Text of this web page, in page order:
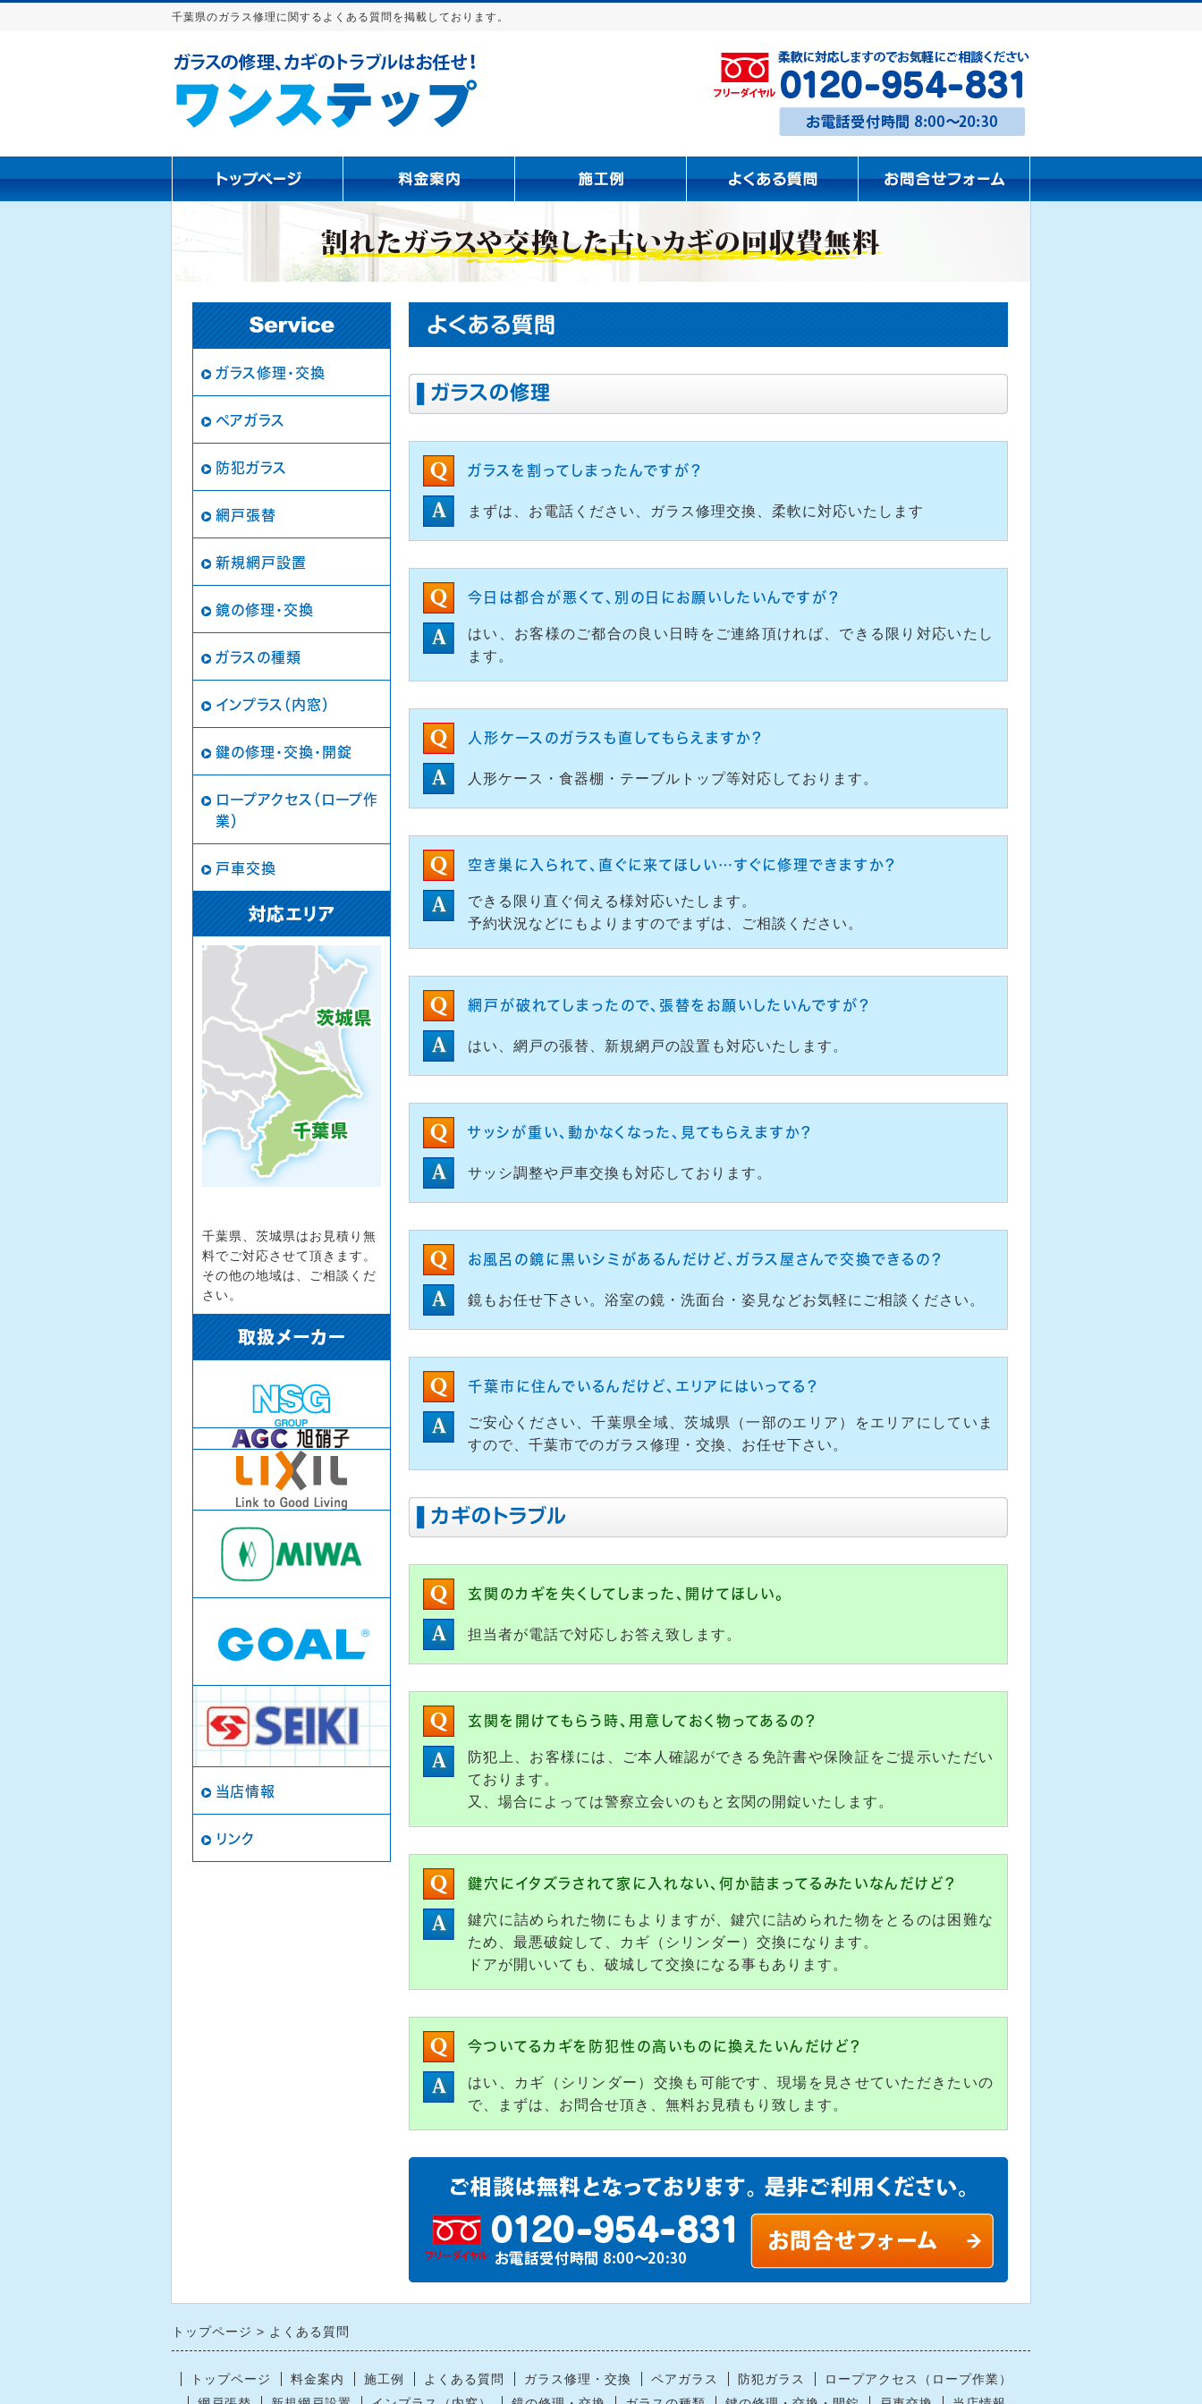
千葉県のガラス修理に関するよくある質問を掲載しております。
ガラス修理・交換
ペアガラス
防犯ガラス
網戸張替
新規網戸設置
鏡の修理・交換
ガラスの種類
インプラス（内窓）
鍵の修理・交換・開錠
ロープアクセス（ロープ作
業）
戸車交換
千葉県、茨城県はお見積り無
料でご対応させて頂きます。
その他の地域は、ご相談くだ
さい。
当店情報
リンク
よくある質問
ガラスの修理
ガラスを割ってしまったんですが？
まずは、お電話ください、ガラス修理交換、柔軟に対応いたします
今日は都合が悪くて、別の日にお願いしたいんですが？
はい、お客様のご都合の良い日時をご連絡頂ければ、できる限り対応いたし
ます。
人形ケースのガラスも直してもらえますか？
人形ケース・食器棚・テーブルトップ等対応しております。
空き巣に入られて、直ぐに来てほしい…すぐに修理できますか？
できる限り直ぐ伺える様対応いたします。
予約状況などにもよりますのでまずは、ご相談ください。
網戸が破れてしまったので、張替をお願いしたいんですが？
はい、網戸の張替、新規網戸の設置も対応いたします。
サッシが重い、動かなくなった、見てもらえますか？
サッシ調整や戸車交換も対応しております。
お風呂の鏡に黒いシミがあるんだけど、ガラス屋さんで交換できるの？
鏡もお任せ下さい。浴室の鏡・洗面台・姿見などお気軽にご相談ください。
千葉市に住んでいるんだけど、エリアにはいってる？
ご安心ください、千葉県全域、茨城県（一部のエリア）をエリアにしていま
すので、千葉市でのガラス修理・交換、お任せ下さい。
カギのトラブル
玄関のカギを失くしてしまった、開けてほしい。
担当者が電話で対応しお答え致します。
玄関を開けてもらう時、用意しておく物ってあるの？
防犯上、お客様には、ご本人確認ができる免許書や保険証をご提示いただい
ております。
又、場合によっては警察立会いのもと玄関の開錠いたします。
鍵穴にイタズラされて家に入れない、何か詰まってるみたいなんだけど？
鍵穴に詰められた物にもよりますが、鍵穴に詰められた物をとるのは困難な
ため、最悪破錠して、カギ（シリンダー）交換になります。
ドアが開いいても、破城して交換になる事もあります。
今ついてるカギを防犯性の高いものに換えたいんだけど？
はい、カギ（シリンダー）交換も可能です、現場を見させていただきたいの
で、まずは、お問合せ頂き、無料お見積もり致します。
トップページ よくある質問
トップページ 料金案内 施工例 よくある質問 ガラス修理・交換 ペアガラス 防犯ガラス
ロープアクセス（ロープ作業）